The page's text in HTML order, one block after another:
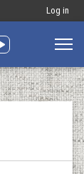
Меню
запису
Log in